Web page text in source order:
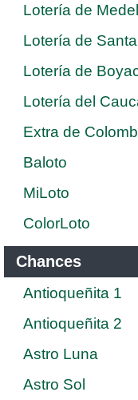
Lotería de
Lotería de
Lotería de
Lotería del
Extra de
Baloto
MiLoto
ColorLoto
Chances
Antioqueñita 1
Antioqueñita 2
Astro Luna
Astro Sol